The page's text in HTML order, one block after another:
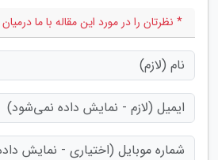
* نظرتان را در مورد این مقاله با ما